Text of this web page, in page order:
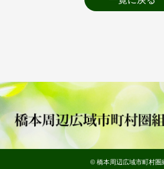
© 橋本周辺広域市町村圏